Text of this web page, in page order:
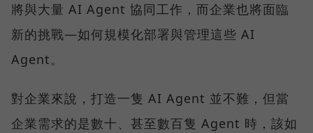
將與大量 AI Agent 協同工作，而企業也將面臨
新的挑戰—如何規模化部署與管理這些 AI
Agent。
對企業來說，打造一隻 AI Agent 並不難，但當
企業需求的是數十、甚至數百隻 Agent 時，該如